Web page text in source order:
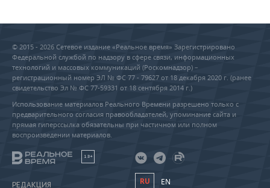
© 2015 - 2026 Сетевое издание «Реальное время» Зарегистрировано
Федеральной службой по надзору в сфере связи, информационных
технологий и массовых коммуникаций (Роскомнадзор) –
регистрационный номер ЭЛ № ФС 77 - 79627 от 18 декабря 2020 г. (ранее
свидетельство Эл № ФС 77-59331 от 18 сентября 2014 г.)
Использование материалов Реального Времени разрешено только с
предварительного согласия правообладателей, упоминание сайта и
прямая гиперссылка обязательны при частичном или полном
воспроизведении материалов.
18+
РЕДАКЦИЯ RU EN